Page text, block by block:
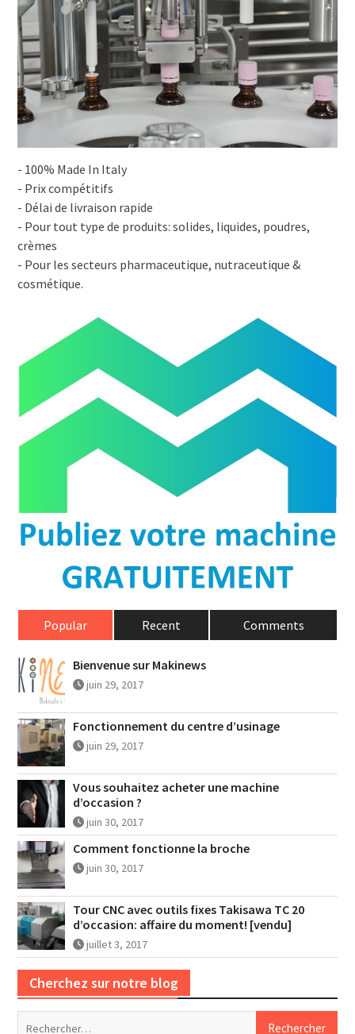
- 100% Made In Italy
- Prix compétitifs
- Délai de livraison rapide
- Pour tout type de produits: solides, liquides, poudres,
crèmes
- Pour les secteurs pharmaceutique, nutraceutique &
cosmétique.
Popular Recent Comments
Bienvenue sur Makinews
juin 29, 2017
Fonctionnement du centre d’usinage
juin 29, 2017
Vous souhaitez acheter une machine
d’occasion ?
juin 30, 2017
Comment fonctionne la broche
juin 30, 2017
Tour CNC avec outils fixes Takisawa TC 20
d’occasion: affaire du moment! [vendu]
juillet 3, 2017
Cherchez sur notre blog